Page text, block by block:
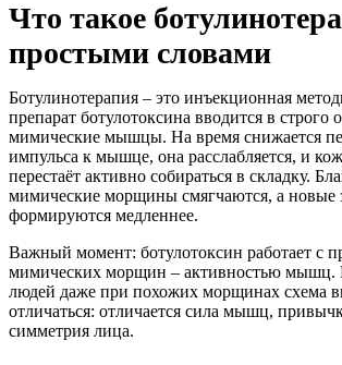
Что такое
простыми словами
Ботулинотерапия – это инъекционная
препарат ботулотоксина вводится в строго
мимические мышцы. На время снижается
импульса к мышце, она расслабляется, и
перестаёт активно собираться в складку.
мимические морщины смягчаются, а новые
формируются медленнее.
Важный момент: ботулотоксин работает с
мимических морщин – активностью мышц.
людей даже при похожих морщинах схема
отличаться: отличается сила мышц,
симметрия лица.